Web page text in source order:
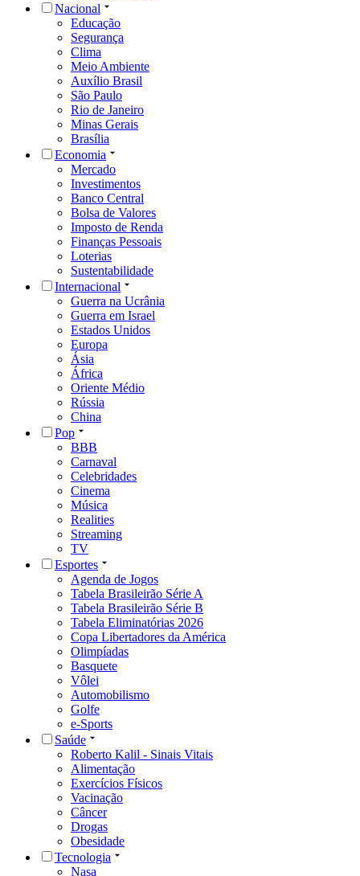
Nacional
Educação
Segurança
Clima
Meio Ambiente
Auxílio Brasil
São Paulo
Rio de Janeiro
Minas Gerais
Brasília
Economia
Mercado
Investimentos
Banco Central
Bolsa de Valores
Imposto de Renda
Finanças Pessoais
Loterias
Sustentabilidade
Internacional
Guerra na Ucrânia
Guerra em Israel
Estados Unidos
Europa
Ásia
África
Oriente Médio
Rússia
China
Pop
BBB
Carnaval
Celebridades
Cinema
Música
Realities
Streaming
TV
Esportes
Agenda de Jogos
Tabela Brasileirão Série A
Tabela Brasileirão Série B
Tabela Eliminatórias 2026
Copa Libertadores da América
Olimpíadas
Basquete
Vôlei
Automobilismo
Golfe
e-Sports
Saúde
Roberto Kalil - Sinais Vitais
Alimentação
Exercícios Físicos
Vacinação
Câncer
Drogas
Obesidade
Tecnologia
Nasa